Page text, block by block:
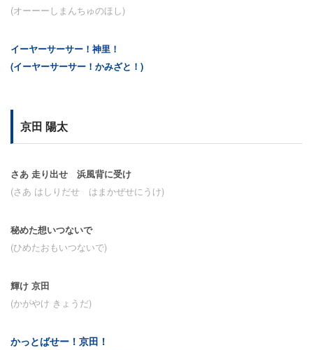
(オーーーしまんちゅのほし)
イーヤーサーサー！神里！
(イーヤーサーサー ！かみざと！)
京田 陽太
さあ 走り出せ 浜風背に受け
(さあ はしりだせ はまかぜせにうけ)
秘めた想いつないで
(ひめたおもいつないで)
輝け 京田
(かがやけ きょうだ)
かっとばせー！京田！